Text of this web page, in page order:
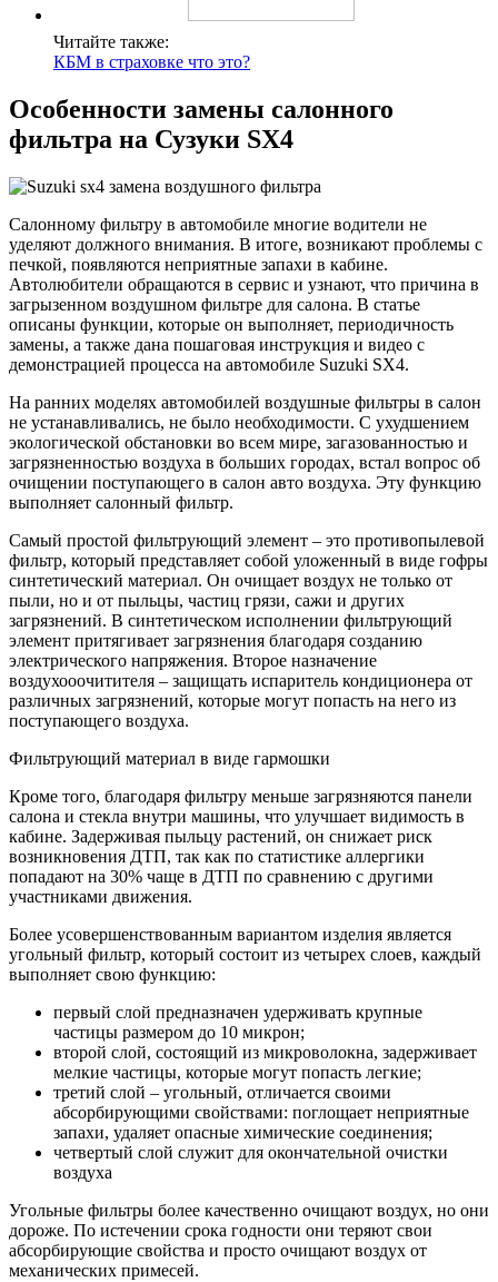
Читайте также:
КБМ в страховке что это?
Особенности замены салонного
фильтра на Сузуки SX4
Салонному фильтру в автомобиле многие водители не
уделяют должного внимания. В итоге, возникают проблемы с
печкой, появляются неприятные запахи в кабине.
Автолюбители обращаются в сервис и узнают, что причина в
загрызенном воздушном фильтре для салона. В статье
описаны функции, которые он выполняет, периодичность
замены, а также дана пошаговая инструкция и видео с
демонстрацией процесса на автомобиле Suzuki SX4.
На ранних моделях автомобилей воздушные фильтры в салон
не устанавливались, не было необходимости. С ухудшением
экологической обстановки во всем мире, загазованностью и
загрязненностью воздуха в больших городах, встал вопрос об
очищении поступающего в салон авто воздуха. Эту функцию
выполняет салонный фильтр.
Самый простой фильтрующий элемент – это противопылевой
фильтр, который представляет собой уложенный в виде гофры
синтетический материал. Он очищает воздух не только от
пыли, но и от пыльцы, частиц грязи, сажи и других
загрязнений. В синтетическом исполнении фильтрующий
элемент притягивает загрязнения благодаря созданию
электрического напряжения. Второе назначение
воздухооочитителя – защищать испаритель кондиционера от
различных загрязнений, которые могут попасть на него из
поступающего воздуха.
Фильтрующий материал в виде гармошки
Кроме того, благодаря фильтру меньше загрязняются панели
салона и стекла внутри машины, что улучшает видимость в
кабине. Задерживая пыльцу растений, он снижает риск
возникновения ДТП, так как по статистике аллергики
попадают на 30% чаще в ДТП по сравнению с другими
участниками движения.
Более усовершенствованным вариантом изделия является
угольный фильтр, который состоит из четырех слоев, каждый
выполняет свою функцию:
первый слой предназначен удерживать крупные
частицы размером до 10 микрон;
второй слой, состоящий из микроволокна, задерживает
мелкие частицы, которые могут попасть легкие;
третий слой – угольный, отличается своими
абсорбирующими свойствами: поглощает неприятные
запахи, удаляет опасные химические соединения;
четвертый слой служит для окончательной очистки
воздуха
Угольные фильтры более качественно очищают воздух, но они
дороже. По истечении срока годности они теряют свои
абсорбирующие свойства и просто очищают воздух от
механических примесей.